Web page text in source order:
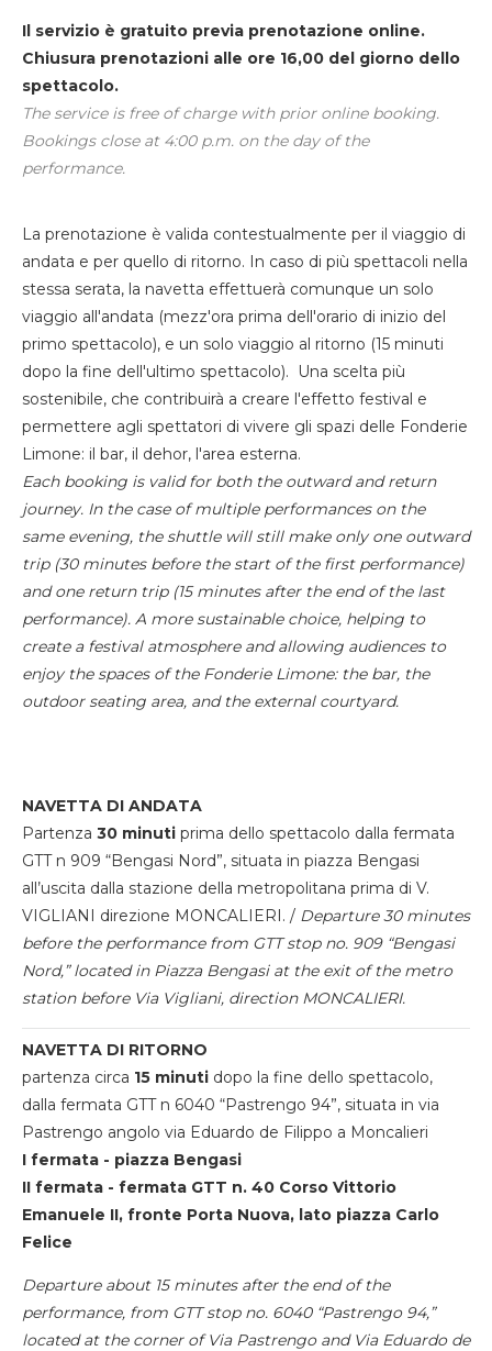
Il servizio è gratuito previa prenotazione online.
Chiusura prenotazioni alle ore 16,00 del giorno dello
spettacolo.
The service is free of charge with prior online booking.
Bookings close at 4:00 p.m. on the day of the
performance.
La prenotazione è valida contestualmente per il viaggio di
andata e per quello di ritorno. In caso di più spettacoli nella
stessa serata, la navetta effettuerà comunque un solo
viaggio all'andata (mezz'ora prima dell'orario di inizio del
primo spettacolo), e un solo viaggio al ritorno (15 minuti
dopo la fine dell'ultimo spettacolo). Una scelta più
sostenibile, che contribuirà a creare l'effetto festival e
permettere agli spettatori di vivere gli spazi delle Fonderie
Limone: il bar, il dehor, l'area esterna.
Each booking is valid for both the outward and return
journey. In the case of multiple performances on the
same evening, the shuttle will still make only one outward
trip (30 minutes before the start of the first performance)
and one return trip (15 minutes after the end of the last
performance). A more sustainable choice, helping to
create a festival atmosphere and allowing audiences to
enjoy the spaces of the Fonderie Limone: the bar, the
outdoor seating area, and the external courtyard.
NAVETTA DI ANDATA
Partenza 30 minuti prima dello spettacolo dalla fermata
GTT n 909 “Bengasi Nord”, situata in piazza Bengasi
all’uscita dalla stazione della metropolitana prima di V.
VIGLIANI direzione MONCALIERI. / Departure 30 minutes
before the performance from GTT stop no. 909 “Bengasi
Nord,” located in Piazza Bengasi at the exit of the metro
station before Via Vigliani, direction MONCALIERI.
NAVETTA DI RITORNO
partenza circa 15 minuti dopo la fine dello spettacolo,
dalla fermata GTT n 6040 “Pastrengo 94”, situata in via
Pastrengo angolo via Eduardo de Filippo a Moncalieri
I fermata - piazza Bengasi
II fermata - fermata GTT n. 40 Corso Vittorio
Emanuele II, fronte Porta Nuova, lato piazza Carlo
Felice
Departure about 15 minutes after the end of the
performance, from GTT stop no. 6040 “Pastrengo 94,”
located at the corner of Via Pastrengo and Via Eduardo de